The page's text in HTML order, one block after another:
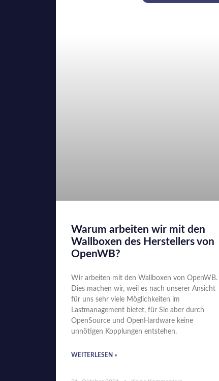
Warum arbeiten wir mit den
Wallboxen des Herstellers von
OpenWB?
Wir arbeiten mit den Wallboxen von OpenWB.
Dies machen wir, weil es nach unserer Ansicht
für uns sehr viele Möglichkeiten im
Lastmanagement bietet, für Sie aber durch
OpenSource und OpenHardware keine
unnötigen Kopplungen entstehen.
WEITERLESEN »